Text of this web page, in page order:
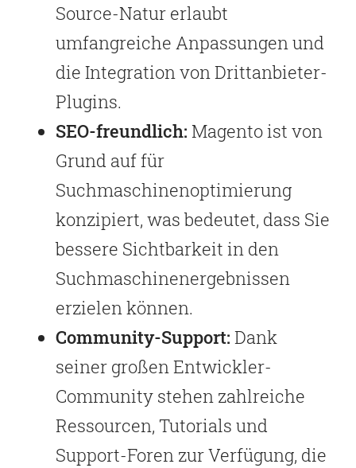
Source-Natur erlaubt
umfangreiche Anpassungen und
die Integration von Drittanbieter-
Plugins.
SEO-freundlich: Magento ist von
Grund auf für
Suchmaschinenoptimierung
konzipiert, was bedeutet, dass Sie
bessere Sichtbarkeit in den
Suchmaschinenergebnissen
erzielen können.
Community-Support: Dank
seiner großen Entwickler-
Community stehen zahlreiche
Ressourcen, Tutorials und
Support-Foren zur Verfügung, die